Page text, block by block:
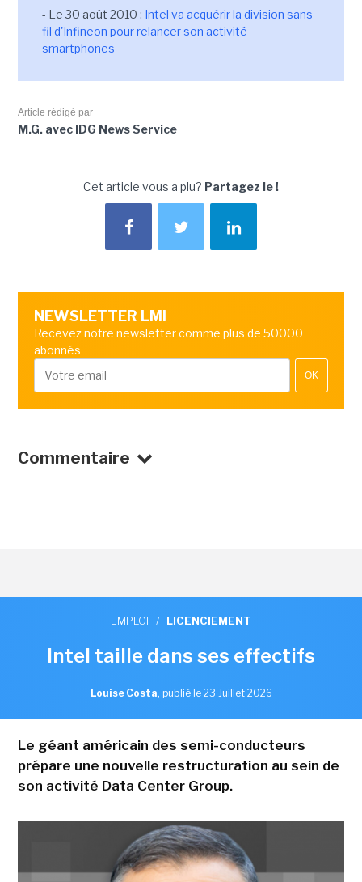
- Le 30 août 2010 : Intel va acquérir la division sans
fil d'Infineon pour relancer son activité
smartphones
Article rédigé par
M.G. avec IDG News Service
Cet article vous a plu? Partagez le !
NEWSLETTER LMI
Recevez notre newsletter comme plus de 50000
abonnés
OK
Commentaire
EMPLOI / LICENCIEMENT
Intel taille dans ses effectifs
Louise Costa, publié le 23 Juillet 2026
Le géant américain des semi-conducteurs
prépare une nouvelle restructuration au sein de
son activité Data Center Group.